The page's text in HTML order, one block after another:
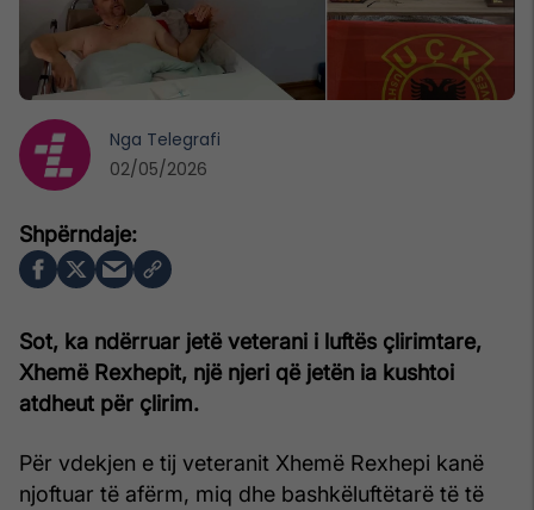
Sot, ka ndërruar jetë veterani i luftës çlirimtare,
Xhemë Rexhepit, një njeri që jetën ia kushtoi
atdheut për çlirim.
Për vdekjen e tij veteranit Xhemë Rexhepi kanë
njoftuar të afërm, miq dhe bashkëluftëtarë të të
Nga Telegrafi
02/05/2026